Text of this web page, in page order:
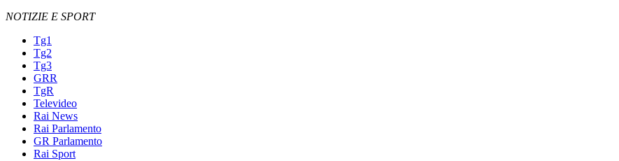
NOTIZIE E SPORT
Tg1
Tg2
Tg3
GRR
TgR
Televideo
Rai News
Rai Parlamento
GR Parlamento
Rai Sport